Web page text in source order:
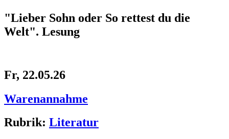
"Lieber Sohn oder So rettest du die
Welt". Lesung
Fr, 22.05.26
Warenannahme
Rubrik: Literatur